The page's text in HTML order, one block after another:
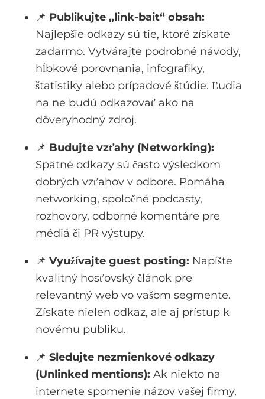
📌 Publikujte „link-bait“ obsah:
Najlepšie odkazy sú tie, ktoré získate
zadarmo. Vytvárajte podrobné návody,
hĺbkové porovnania, infografiky,
štatistiky alebo prípadové štúdie. Ľudia
na ne budú odkazovať ako na
dôveryhodný zdroj.
📌 Budujte vzťahy (Networking):
Spätné odkazy sú často výsledkom
dobrých vzťahov v odbore. Pomáha
networking, spoločné podcasty,
rozhovory, odborné komentáre pre
médiá či PR výstupy.
📌Využívajte guest posting: Napíšte
kvalitný hosťovský článok pre
relevantný web vo vašom segmente.
Získate nielen odkaz, ale aj prístup k
novému publiku.
📌Sledujte nezmienkové odkazy
(Unlinked mentions): Ak niekto na
internete spomenie názov vašej firmy,